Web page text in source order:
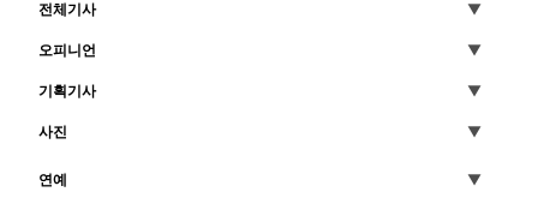
전체기사
오피니언
기획기사
사진
연예